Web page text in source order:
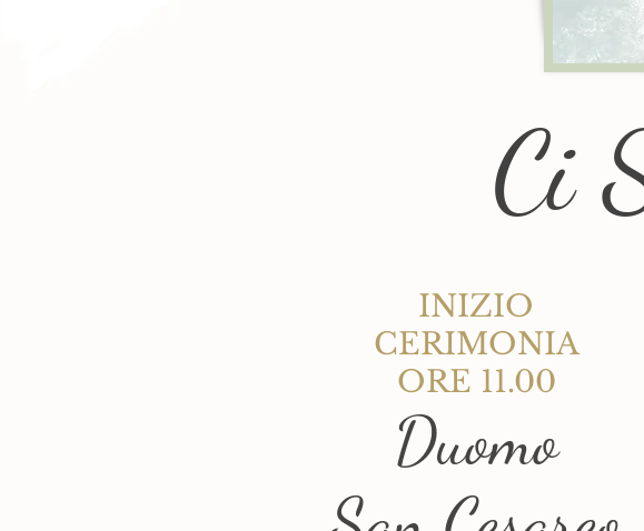
Ci
INIZIO
CERIMONIA
ORE 11.00
Duomo